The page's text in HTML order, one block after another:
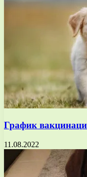
График
11.08.2022